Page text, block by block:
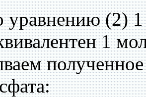
уравнению (2)
1